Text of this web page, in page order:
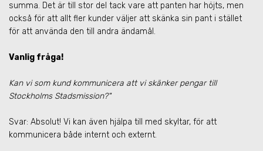
summa. Det är till stor del tack vare att panten har höjts, men
också för att allt fler kunder väljer att skänka sin pant i stället
för att använda den till andra ändamål.
Vanlig fråga!
Kan vi som kund kommunicera att vi skänker pengar till
Stockholms Stadsmission?"
Svar: Absolut! Vi kan även hjälpa till med skyltar, för att
kommunicera både internt och externt.